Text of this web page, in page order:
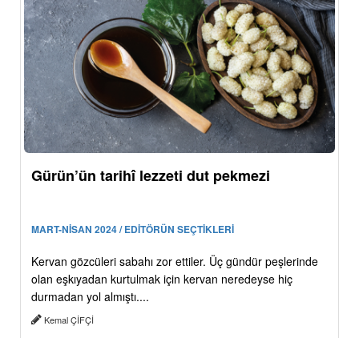
Gürün’ün tarihî lezzeti dut pekmezi
MART-NİSAN 2024 / EDİTÖRÜN SEÇTİKLERİ
Kervan gözcüleri sabahı zor ettiler. Üç gündür peşlerinde
olan eşkıyadan kurtulmak için kervan neredeyse hiç
durmadan yol almıştı....
Kemal ÇİFÇİ